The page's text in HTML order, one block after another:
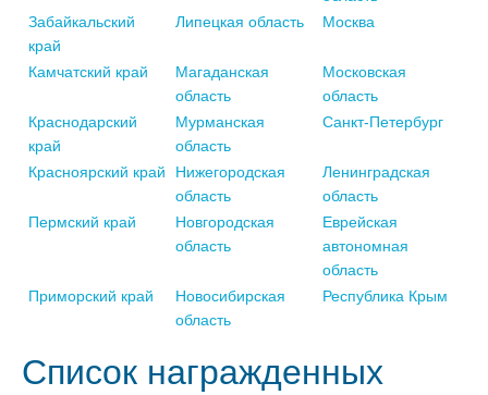
Забайкальский
край
Липецкая область Москва
Камчатский край
Магаданская
область
Московская
область
Краснодарский
край
Мурманская
область
Санкт-Петербург
Красноярский край
Нижегородская
область
Ленинградская
область
Пермский край
Новгородская
область
Еврейская
автономная
область
Приморский край
Новосибирская
область
Республика Крым
Список награжденных